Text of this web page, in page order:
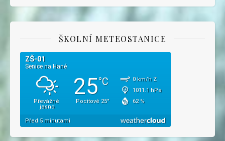
ŠKOLNÍ METEOSTANICE